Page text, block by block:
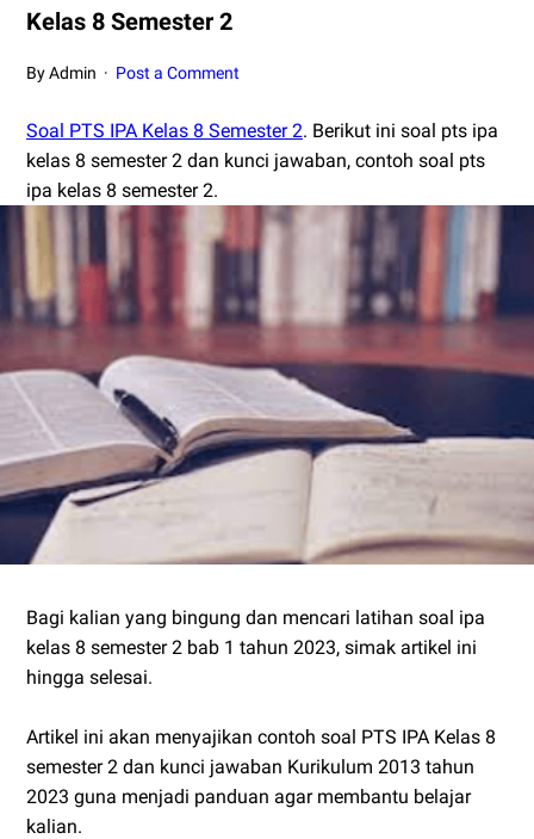
Kelas 8 Semester 2
By Admin Post a Comment
Soal PTS IPA Kelas 8 Semester 2. Berikut ini soal pts ipa
kelas 8 semester 2 dan kunci jawaban, contoh soal pts
ipa kelas 8 semester 2.
Bagi kalian yang bingung dan mencari latihan soal ipa
kelas 8 semester 2 bab 1 tahun 2023, simak artikel ini
hingga selesai.
Artikel ini akan menyajikan contoh soal PTS IPA Kelas 8
semester 2 dan kunci jawaban Kurikulum 2013 tahun
2023 guna menjadi panduan agar membantu belajar
kalian.